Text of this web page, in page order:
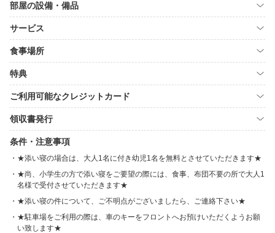
部屋の設備・備品
サービス
食事場所
特典
ご利用可能なクレジットカード
領収書発行
条件・注意事項
★添い寝の場合は、大人1名に付き幼児1名を無料とさせていただきます★
★尚、小学生の方で添い寝をご要望の際には、食事、布団不要の所で大人1
名様で受付させていただきます★
★添い寝の件について、ご不明点がございましたら、ご連絡下さい★
★駐車場をご利用の際は、車のキーをフロントへお預けいただくようお願
い致します★